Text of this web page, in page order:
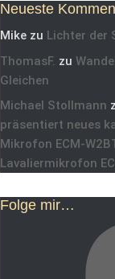
Neueste
Mikezu Lichter der
ThomasF. zu
Gleichen
Michael Stollmann
präsentiert neues
Mikrofon ECM-
Lavaliermikrofon
Folge mir…